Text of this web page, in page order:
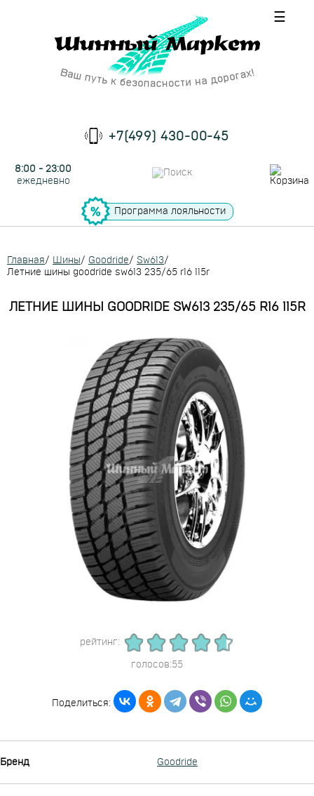
☰
+7(499) 430-00-45
8:00 - 23:00
ежедневно
Программа лояльности
Главная/ Шины/ Goodride/ Sw613/
Летние шины goodride sw613 235/65 r16 115r
ЛЕТНИЕ ШИНЫ GOODRIDE SW613 235/65 R16 115R
рейтинг:
голосов:55
Поделиться:
Бренд Goodride